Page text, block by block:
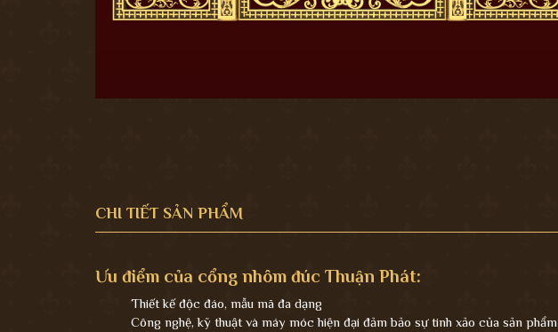
CHI TIẾT SẢN PHẨM
Ưu điểm của cổng nhôm đúc Thuận Phát:
Thiết kế độc đáo, mẫu mã đa dạng
Công nghệ, kỹ thuật và máy móc hiện đại đảm bảo sự tinh xảo của sản phẩm